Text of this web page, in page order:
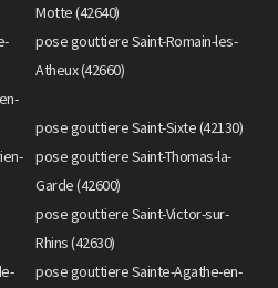
Motte (42640)
pose gouttiere Saint-Romain-les-
Atheux (42660)
pose gouttiere Saint-Sixte (42130)
pose gouttiere Saint-Thomas-la-
Garde (42600)
pose gouttiere Saint-Victor-sur-
Rhins (42630)
pose gouttiere Sainte-Agathe-en-